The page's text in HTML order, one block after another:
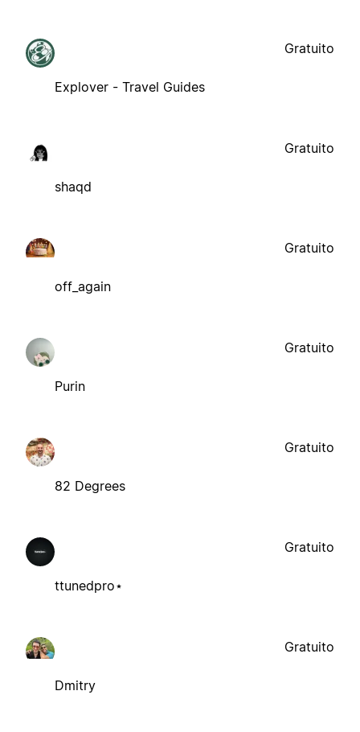
Explover - Travel Guides
Gratuito
shaqd
Gratuito
off_again
Gratuito
Purin
Gratuito
82 Degrees
Gratuito
ttunedpro⋆
Gratuito
Dmitry
Gratuito